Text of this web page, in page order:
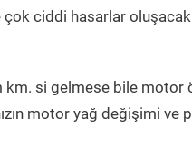
ciddi hasarlar
km. si gelmese bile motor
motor yağ değişimi ve